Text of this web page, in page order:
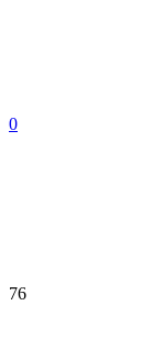
0
76